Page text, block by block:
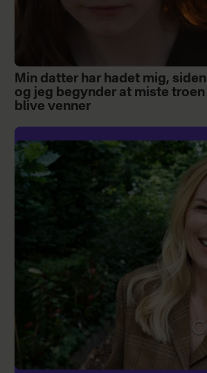
Min datter har hadet mig,
og jeg begynder at miste troen
blive venner